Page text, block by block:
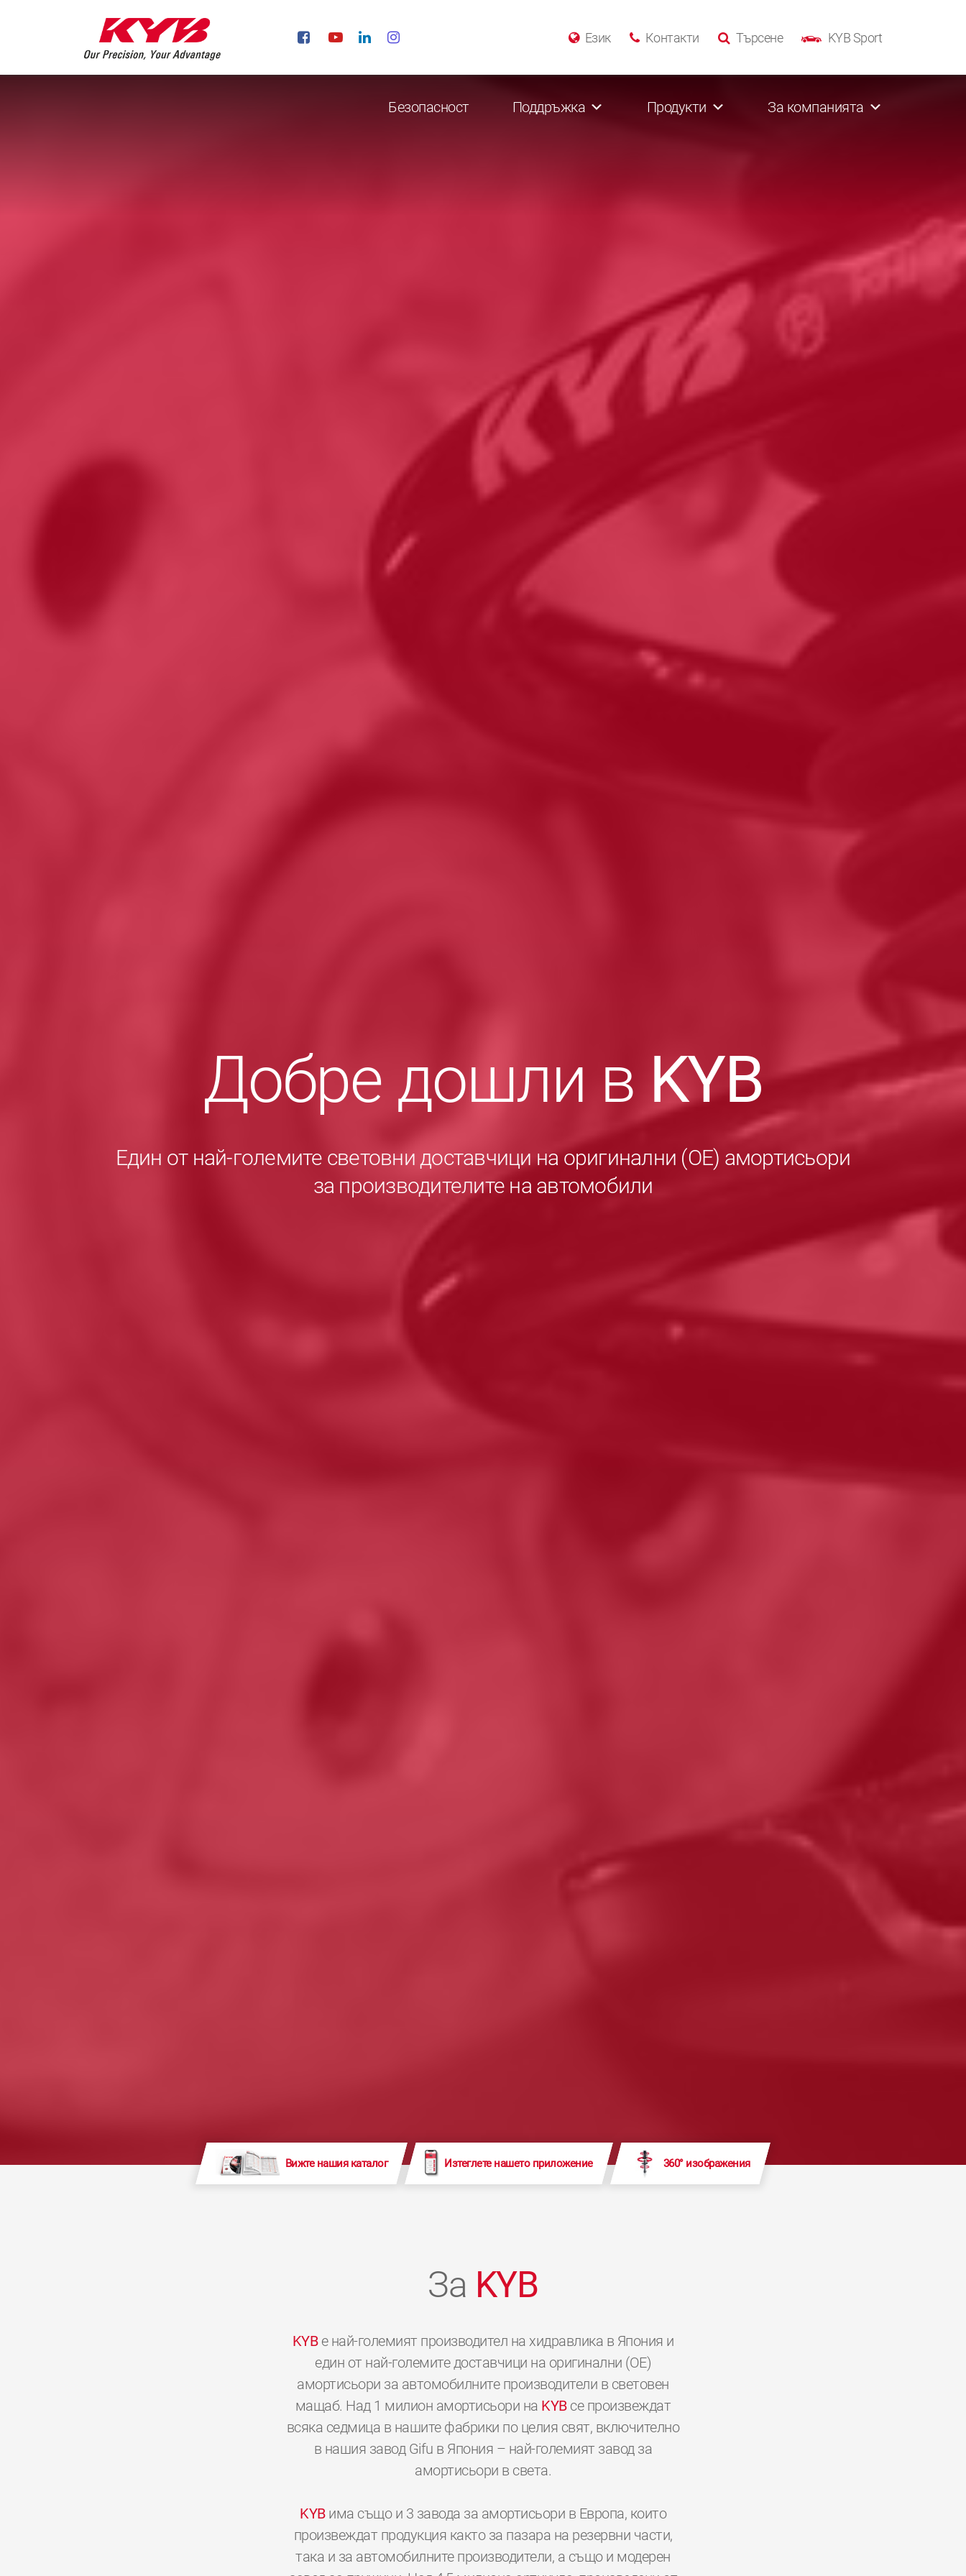
KYB Sport
Търсене
Контакти
Език
Безопасност Поддръжка Продукти За компанията
Добре дошли в KYB
Един от най-големите световни доставчици на оригинални (ОЕ) амортисьори
за производителите на автомобили
Вижте нашия каталог Изтеглете нашето приложение 360° изображения
За KYB
KYBе най-големият производител на хидравлика в Япония и
един от най-големите доставчици на оригинални (OE)
амортисьори за автомобилните производители в световен
мащаб. Над 1 милион амортисьори на KYBсе произвеждат
всяка седмица в нашите фабрики по целия свят, включително
в нашия завод Gifu в Япония – най-големият завод за
амортисьори в света.
KYBима също и 3 завода за амортисьори в Европа, които
произвеждат продукция както за пазара на резервни части,
така и за автомобилните производители, а също и модерен